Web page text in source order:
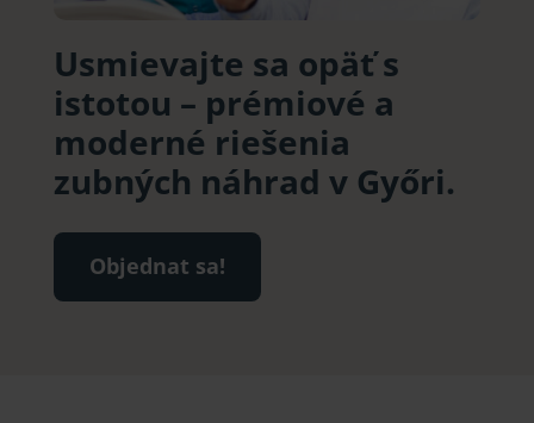
Usmievajte sa opäť s
istotou – prémiové a
moderné riešenia
zubných náhrad v Győri.
Objednat sa!